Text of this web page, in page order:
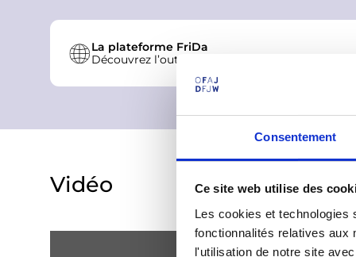
Consentement
Ce site web utilise des
Les cookies et technologies
fonctionnalités relatives aux
l'utilisation de notre site
La plateforme FriDa
Découvrez l’outil FriDa pour faciliter
Vidéo